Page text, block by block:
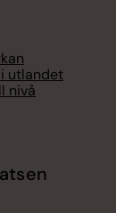
utlandet
nivå